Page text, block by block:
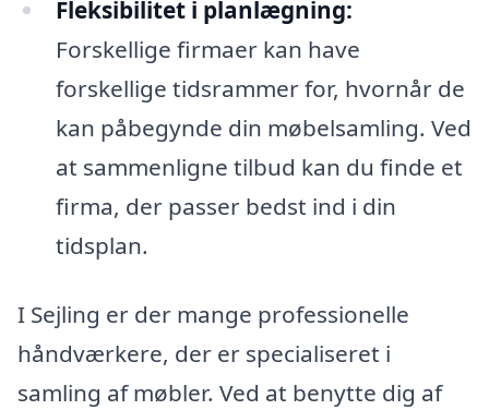
Fleksibilitet i planlægning:
Forskellige firmaer kan have
forskellige tidsrammer for, hvornår de
kan påbegynde din møbelsamling. Ved
at sammenligne tilbud kan du finde et
firma, der passer bedst ind i din
tidsplan.
I Sejling er der mange professionelle
håndværkere, der er specialiseret i
samling af møbler. Ved at benytte dig af